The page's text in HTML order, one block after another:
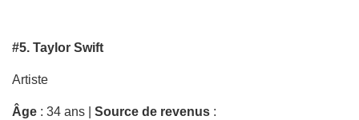
#5. Taylor Swift
Artiste
Âge : 34 ans | Source de revenus :